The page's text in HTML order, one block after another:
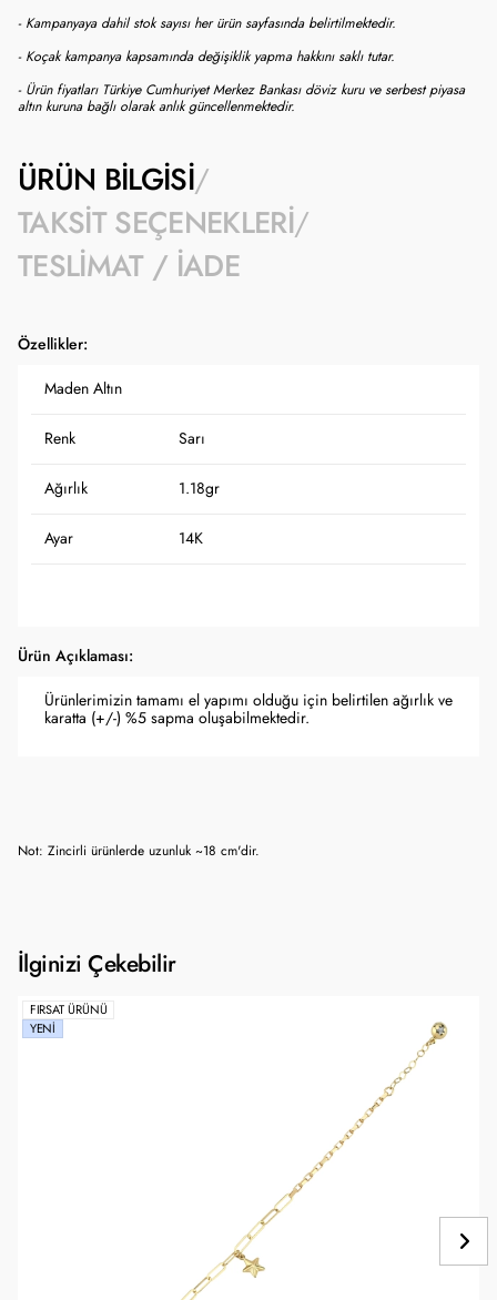
- Kampanyaya dahil stok sayısı her ürün sayfasında belirtilmektedir.
- Koçak kampanya kapsamında değişiklik yapma hakkını saklı tutar.
- Ürün fiyatları Türkiye Cumhuriyet Merkez Bankası döviz kuru ve serbest piyasa
altın kuruna bağlı olarak anlık güncellenmektedir.
ÜRÜN BILGISI
TAKSIT SEÇENEKLERI
TESLIMAT / İADE
Özellikler:
Maden Altın
Renk Sarı
Ağırlık 1.18gr
Ayar 14K
Ürün Açıklaması:
Ürünlerimizin tamamı el yapımı olduğu için belirtilen ağırlık ve
karatta (+/-) %5 sapma oluşabilmektedir.
Not: Zincirli ürünlerde uzunluk ~18 cm'dir.
İlginizi Çekebilir
FIRSAT ÜRÜNÜ
YENI